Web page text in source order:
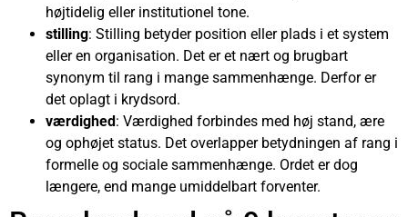
højtidelig eller institutionel tone.
stilling: Stilling betyder position eller plads i et system
eller en organisation. Det er et nært og brugbart
synonym til rang i mange sammenhænge. Derfor er
det oplagt i krydsord.
værdighed: Værdighed forbindes med høj stand, ære
og ophøjet status. Det overlapper betydningen af rang i
formelle og sociale sammenhænge. Ordet er dog
længere, end mange umiddelbart forventer.